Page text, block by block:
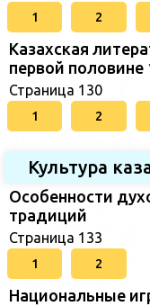
1 2
Казахская
первой половине
Страница 130
1 2
Культура
Особенности
традиций
Страница 133
1 2
Национальные